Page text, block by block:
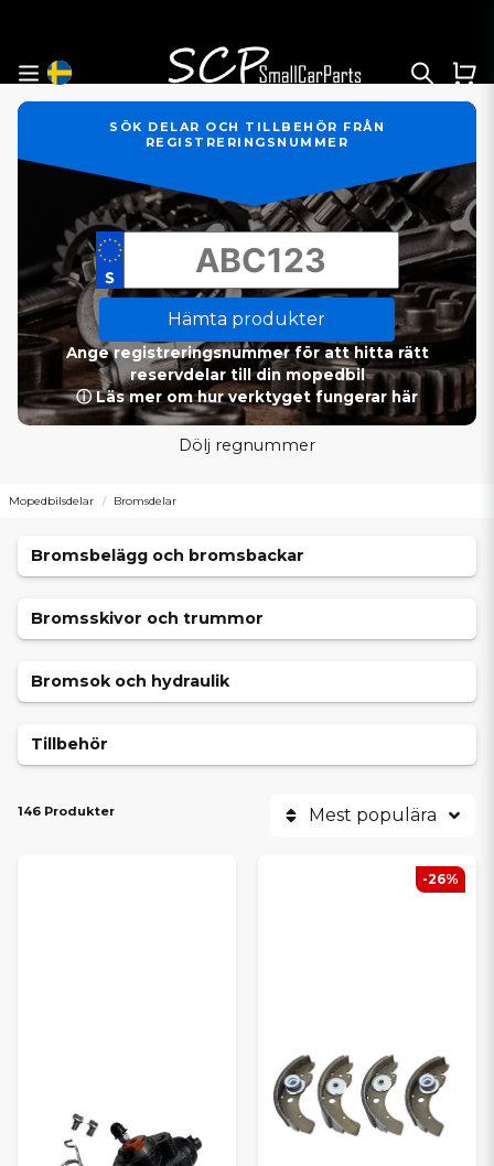
SÖK DELAR OCH TILLBEHÖR FRÅN
REGISTRERINGSNUMMER
Hämta produkter
Ange registreringsnummer för att hitta rätt
reservdelar till din mopedbil
ⓘ Läs mer om hur verktyget fungerar här
Dölj regnummer
Mopedbilsdelar Bromsdelar
Bromsbelägg och bromsbackar
Bromsskivor och trummor
Bromsok och hydraulik
Tillbehör
146 Produkter Mest populära
-26%